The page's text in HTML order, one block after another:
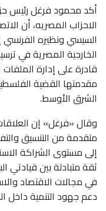
أكد محمود فرغل رئيس
الاحزاب المصريه، أن
السيسي ونظيره
الخارجية المصرية في
قادرة على إدارة
مقدمتها القضية
الشرق الأوسط.
وقال «فرغل» إن
متقدمة من التنسيق
إلى مستوى الشراكة
ثقة متبادلة بين قيادتي
في مجالات الاقتصاد
دعم جهود التنمية داخل